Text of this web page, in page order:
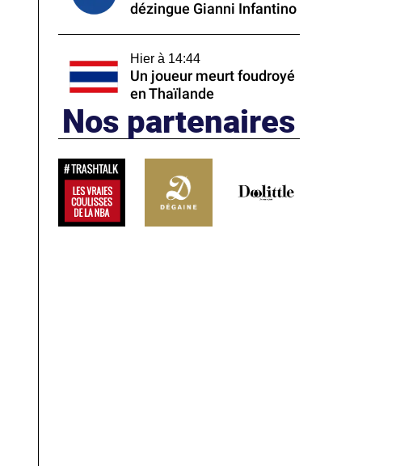
dézingue Gianni Infantino
Hier à 14:44
Un joueur meurt foudroyé
en Thaïlande
Nos partenaires